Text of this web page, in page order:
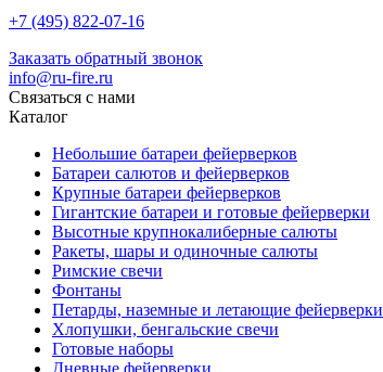
+7 (495) 822-07-16
Заказать обратный звонок
info@ru-fire.ru
Связаться с нами
Каталог
Небольшие батареи фейерверков
Батареи салютов и фейерверков
Крупные батареи фейерверков
Гигантские батареи и готовые фейерверки
Высотные крупнокалиберные салюты
Ракеты, шары и одиночные салюты
Римские свечи
Фонтаны
Петарды, наземные и летающие фейерверки
Хлопушки, бенгальские свечи
Готовые наборы
Дневные фейерверки